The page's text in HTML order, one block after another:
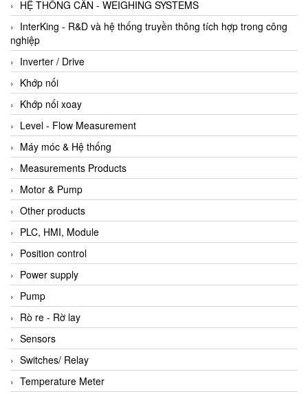
HỆ THỐNG CÂN - WEIGHING SYSTEMS
InterKing - R&D và hệ thống truyền thông tích hợp trong công
nghiệp
Inverter / Drive
Khớp nối
Khớp nối xoay
Level - Flow Measurement
Máy móc & Hệ thống
Measurements Products
Motor & Pump
Other products
PLC, HMI, Module
Position control
Power supply
Pump
Rò re - Rờ lay
Sensors
Switches/ Relay
Temperature Meter